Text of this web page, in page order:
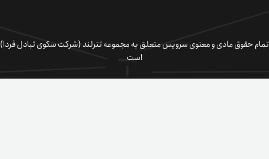
تمام حقوق مادی و معنوی سرویس متعلق به مجموعه تترلند (شرکت سکوی تبادل فردا)
است